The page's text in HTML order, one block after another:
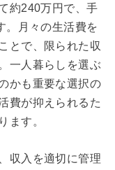
約240万円で、手
。月々の生活費を
とで、限られた収
一人暮らしを選ぶ
かも重要な選択の
費が抑えられるた
ます。
収入を適切に管理